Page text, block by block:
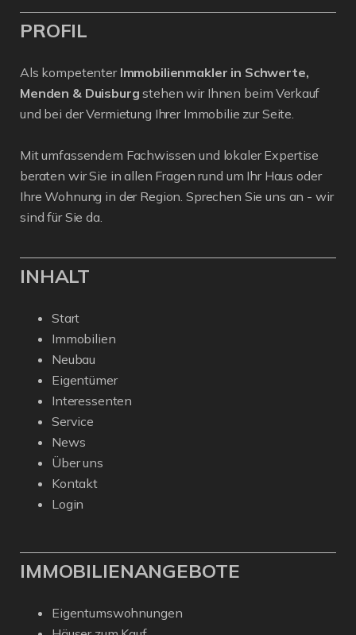
PROFIL
Als kompetenter Immobilienmakler in Schwerte,
Menden & Duisburg stehen wir Ihnen beim Verkauf
und bei der Vermietung Ihrer Immobilie zur Seite.
Mit umfassendem Fachwissen und lokaler Expertise
beraten wir Sie in allen Fragen rund um Ihr Haus oder
Ihre Wohnung in der Region. Sprechen Sie uns an - wir
sind für Sie da.
INHALT
Start
Immobilien
Neubau
Eigentümer
Interessenten
Service
News
Über uns
Kontakt
Login
IMMOBILIENANGEBOTE
Eigentumswohnungen